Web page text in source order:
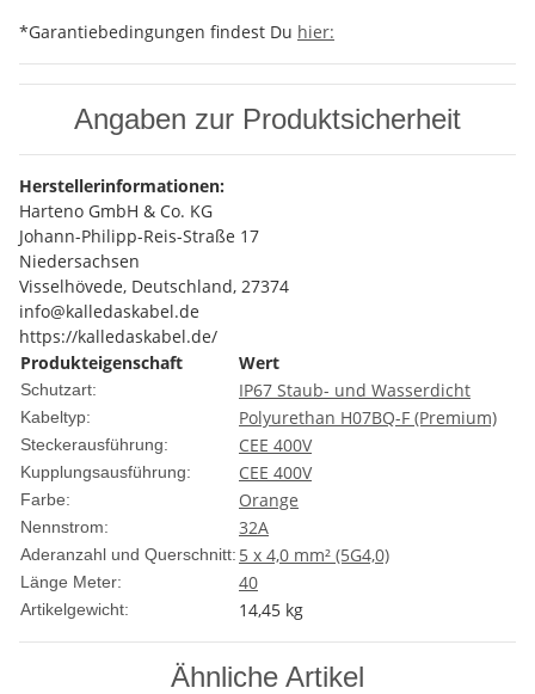
*Garantiebedingungen findest Du hier:
Angaben zur Produktsicherheit
Herstellerinformationen:
Harteno GmbH & Co. KG
Johann-Philipp-Reis-Straße 17
Niedersachsen
Visselhövede, Deutschland, 27374
info@kalledaskabel.de
https://kalledaskabel.de/
Produkteigenschaft
Wert
Schutzart: IP67 Staub- und Wasserdicht
Kabeltyp: Polyurethan H07BQ-F (Premium)
Steckerausführung: CEE 400V
Kupplungsausführung: CEE 400V
Farbe: Orange
Nennstrom: 32A
Aderanzahl und Querschnitt: 5 x 4,0 mm² (5G4,0)
Länge Meter: 40
Artikelgewicht: 14,45 kg
Ähnliche Artikel